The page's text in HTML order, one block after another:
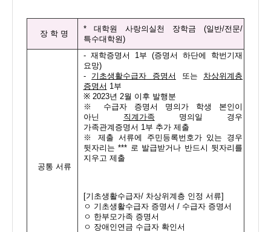
장 학 명
*대학원 사랑의실천 장학금(일반/전문/
특수대학원)
공통 서류
- 재학증명서 1부 (증명서 하단에 학번기재
요망)
- 기초생활수급자 증명서 또는 차상위계층
증명서 1부
※ 2023년 2월 이후 발행분
※ 수급자 증명서 명의가 학생 본인이
아닌 직계가족
명의일 경우
가족관계증명서 1부 추가 제출
※제출 서류에 주민등록번호가 있는 경우
뒷자리는*** 로 발급받거나 반드시 뒷자리를
지우고 제출
[기초생활수급자/ 차상위계층 인정 서류]
ㅇ 기초생활수급자 증명서 / 수급자 증명서
ㅇ 한부모가족 증명서
ㅇ 장애인연금 수급자 확인서